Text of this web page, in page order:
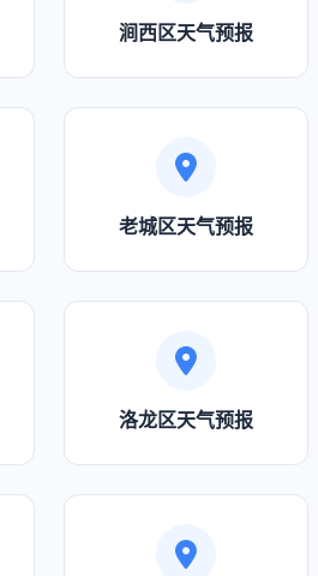
涧西区天气预报
老城区天气预报
洛龙区天气预报